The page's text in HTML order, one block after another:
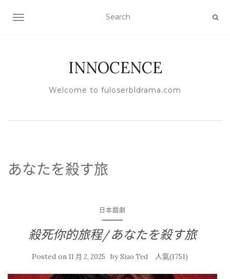
TOGGLE NAVIGATION
INNOCENCE
Welcome to fuloserbldrama.com
あなたを殺す旅
日本戲劇
殺死你的旅程/あなたを殺す旅
Posted on 11 月 2, 2025 bySiao Ted 人氣(1751)